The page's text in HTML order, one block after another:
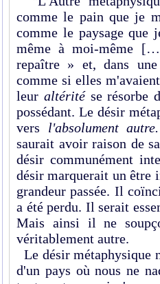
comme le pain que je
comme le paysage que
même à moi-même
repaître » et, dans
comme si elles
leur altérité se résorbe
possédant. Le désir
vers l'absolument
saurait avoir raison de
désir communément
désir marquerait un être
grandeur passée. Il
a été perdu. Il serait
Mais ainsi il ne
véritablement autre.
Le désir métaphysique
d'un pays où nous ne